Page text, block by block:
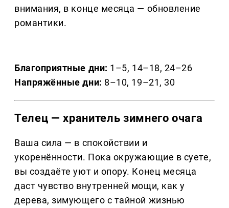
внимания, в конце месяца — обновление
романтики.
Благоприятные дни: 1–5, 14–18, 24–26
Напряжённые дни: 8–10, 19–21, 30
Телец — хранитель зимнего очага
Ваша сила — в спокойствии и
укоренённости. Пока окружающие в суете,
вы создаёте уют и опору. Конец месяца
даст чувство внутренней мощи, как у
дерева, зимующего с тайной жизнью